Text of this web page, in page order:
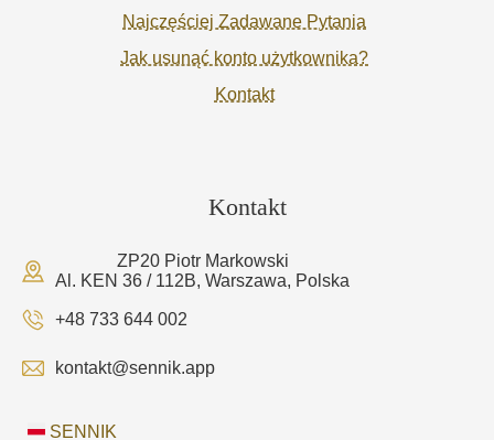
Najczęściej Zadawane Pytania
Jak usunąć konto użytkownika?
Kontakt
Kontakt
ZP20 Piotr Markowski
Al. KEN 36 / 112B, Warszawa, Polska
+48 733 644 002
kontakt@sennik.app
SENNIK